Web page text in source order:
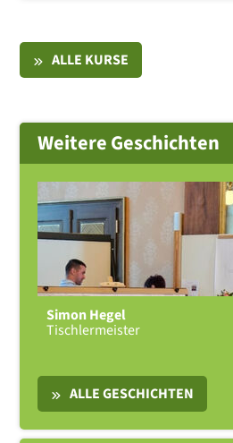
ALLE KURSE
Weitere Geschichten
Simon Hegel
Tischlermeister
ALLE GESCHICHTEN